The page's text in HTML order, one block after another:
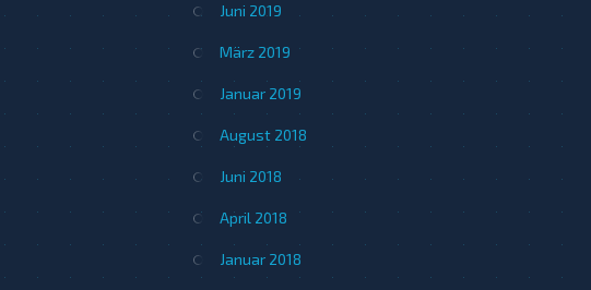
Juni 2019
März 2019
Januar 2019
August 2018
Juni 2018
April 2018
Januar 2018